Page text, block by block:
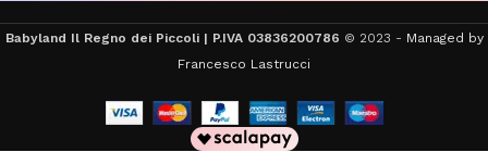
Babyland Il Regno dei Piccoli | P.IVA 03836200786 © 2023 - Managed by
Francesco Lastrucci